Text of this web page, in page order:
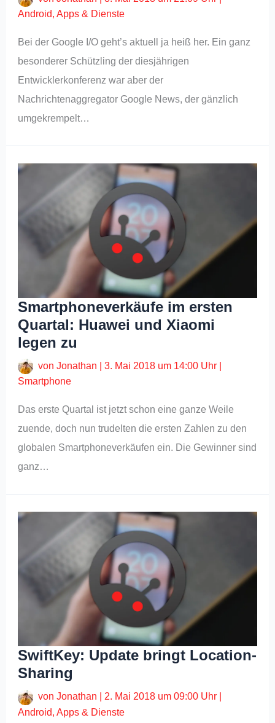
Android,Apps & Dienste
Bei der Google I/O geht’s aktuell ja heiß her. Ein ganz
besonderer Schützling der diesjährigen
Entwicklerkonferenz war aber der
Nachrichtenaggregator Google News, der gänzlich
umgekrempelt…
Smartphoneverkäufe im ersten
Quartal: Huawei und Xiaomi
legen zu
vonJonathan |3. Mai 2018 um 14:00 Uhr
Smartphone
Das erste Quartal ist jetzt schon eine ganze Weile
zuende, doch nun trudelten die ersten Zahlen zu den
globalen Smartphoneverkäufen ein. Die Gewinner sind
ganz…
SwiftKey: Update bringt Location-
Sharing
vonJonathan |2. Mai 2018 um 09:00 Uhr
Android,Apps & Dienste